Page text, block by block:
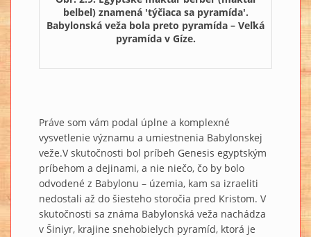
belbel) znamená 'týčiaca sa pyramída'.
Babylonská veža bola preto pyramída – Veľká
pyramída v Gíze.
Práve som vám podal úplne a komplexné
vysvetlenie významu a umiestnenia Babylonskej
veže.V skutočnosti bol príbeh Genesis egyptským
príbehom a dejinami, a nie niečo, čo by bolo
odvodené z Babylonu – územia, kam sa izraeliti
nedostali až do šiesteho storočia pred Kristom. V
skutočnosti sa známa Babylonská veža nachádza
v Šiniyr, krajine snehobielych pyramíd, ktorá je